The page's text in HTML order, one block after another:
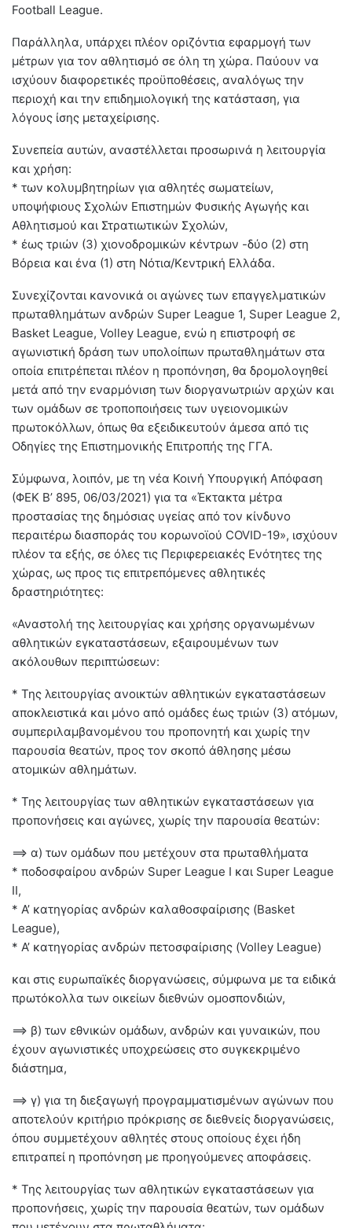
Football League.
Παράλληλα, υπάρχει πλέον οριζόντια εφαρμογή των
μέτρων για τον αθλητισμό σε όλη τη χώρα. Παύουν να
ισχύουν διαφορετικές προϋποθέσεις, αναλόγως την
περιοχή και την επιδημιολογική της κατάσταση, για
λόγους ίσης μεταχείρισης.
Συνεπεία αυτών, αναστέλλεται προσωρινά η λειτουργία
και χρήση:
* των κολυμβητηρίων για αθλητές σωματείων,
υποψήφιους Σχολών Επιστημών Φυσικής Αγωγής και
Αθλητισμού και Στρατιωτικών Σχολών,
* έως τριών (3) χιονοδρομικών κέντρων -δύο (2) στη
Βόρεια και ένα (1) στη Νότια/Κεντρική Ελλάδα.
Συνεχίζονται κανονικά οι αγώνες των επαγγελματικών
πρωταθλημάτων ανδρών Super League 1, Super League 2,
Basket League, Volley League, ενώ η επιστροφή σε
αγωνιστική δράση των υπολοίπων πρωταθλημάτων στα
οποία επιτρέπεται πλέον η προπόνηση, θα δρομολογηθεί
μετά από την εναρμόνιση των διοργανωτριών αρχών και
των ομάδων σε τροποποιήσεις των υγειονομικών
πρωτοκόλλων, όπως θα εξειδικευτούν άμεσα από τις
Οδηγίες της Επιστημονικής Επιτροπής της ΓΓΑ.
Σύμφωνα, λοιπόν, με τη νέα Κοινή Υπουργική Απόφαση
(ΦΕΚ Β’ 895, 06/03/2021) για τα «Έκτακτα μέτρα
προστασίας της δημόσιας υγείας από τον κίνδυνο
περαιτέρω διασποράς του κορωνοϊού COVID-19», ισχύουν
πλέον τα εξής, σε όλες τις Περιφερειακές Ενότητες της
χώρας, ως προς τις επιτρεπόμενες αθλητικές
δραστηριότητες:
«Αναστολή της λειτουργίας και χρήσης οργανωμένων
αθλητικών εγκαταστάσεων, εξαιρουμένων των
ακόλουθων περιπτώσεων:
* Της λειτουργίας ανοικτών αθλητικών εγκαταστάσεων
αποκλειστικά και μόνο από ομάδες έως τριών (3) ατόμων,
συμπεριλαμβανομένου του προπονητή και χωρίς την
παρουσία θεατών, προς τον σκοπό άθλησης μέσω
ατομικών αθλημάτων.
* Της λειτουργίας των αθλητικών εγκαταστάσεων για
προπονήσεις και αγώνες, χωρίς την παρουσία θεατών:
==> α) των ομάδων που μετέχουν στα πρωταθλήματα
* ποδοσφαίρου ανδρών Super League Ι και Super League
ΙΙ,
* Α’ κατηγορίας ανδρών καλαθοσφαίρισης (Basket
League),
* Α’ κατηγορίας ανδρών πετοσφαίρισης (Volley League)
και στις ευρωπαϊκές διοργανώσεις, σύμφωνα με τα ειδικά
πρωτόκολλα των οικείων διεθνών ομοσπονδιών,
==> β) των εθνικών ομάδων, ανδρών και γυναικών, που
έχουν αγωνιστικές υποχρεώσεις στο συγκεκριμένο
διάστημα,
==> γ) για τη διεξαγωγή προγραμματισμένων αγώνων που
αποτελούν κριτήριο πρόκρισης σε διεθνείς διοργανώσεις,
όπου συμμετέχουν αθλητές στους οποίους έχει ήδη
επιτραπεί η προπόνηση με προηγούμενες αποφάσεις.
* Της λειτουργίας των αθλητικών εγκαταστάσεων για
προπονήσεις, χωρίς την παρουσία θεατών, των ομάδων